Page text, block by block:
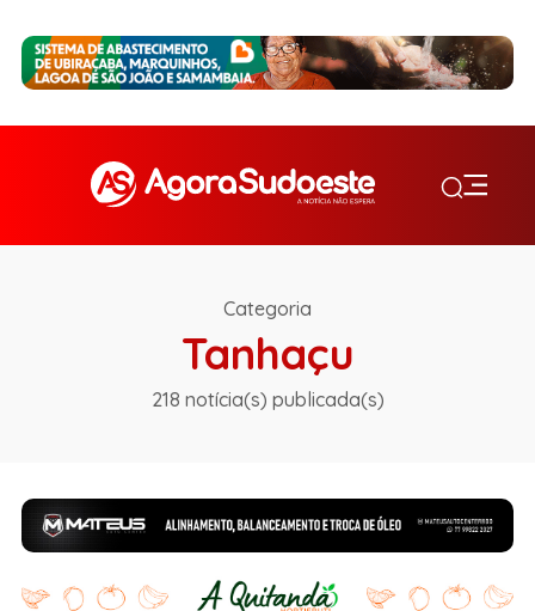
Categoria
Tanhaçu
218 notícia(s) publicada(s)